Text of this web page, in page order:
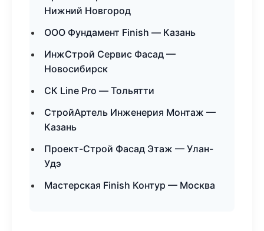
Нижний Новгород
ООО Фундамент Finish — Казань
ИнжСтрой Сервис Фасад —
Новосибирск
СК Line Pro — Тольятти
СтройАртель Инженерия Монтаж —
Казань
Проект-Строй Фасад Этаж — Улан-
Удэ
Мастерская Finish Контур — Москва